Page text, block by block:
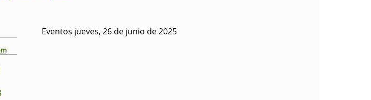
Eventos jueves, 26 de junio de 2025